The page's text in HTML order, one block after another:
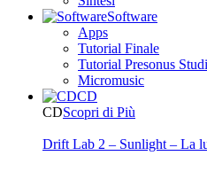
Software
Apps
Tutorial Finale
Tutorial Presonus
Micromusic
CD
CDScopri di Più
Drift Lab 2 – Sunlight – La